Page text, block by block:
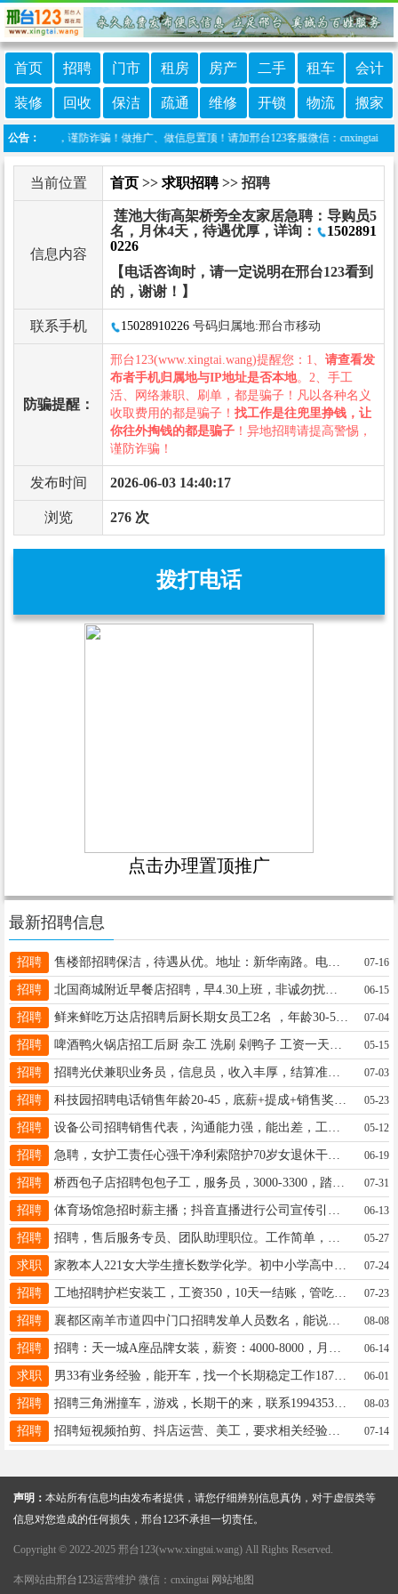
首页 招聘 门市 租房 房产 二手 租车 会计
装修 回收 保洁 疏通 维修 开锁 物流 搬家
公告：
高警惕，谨防诈骗！做推广、做信息置顶！请加邢台123客服微信：cnxingtai
当前位置 首页 >> 求职招聘>> 招聘
信息内容
莲池大街高架桥旁全友家居急聘：导购员5
名，月休4天，待遇优厚，详询：
1502891
0226
【电话咨询时，请一定说明在邢台123看到
的，谢谢！】
联系手机 15028910226 号码归属地:邢台市移动
防骗提醒：
邢台123(www.xingtai.wang)提醒您：1、 请查看发
布者手机归属地与IP地址是否本地。2、手工
活、网络兼职、刷单，都是骗子！凡以各种名义
收取费用的都是骗子！ 找工作是往兜里挣钱，让
你往外掏钱的都是骗子 ！异地招聘请提高警惕，
谨防诈骗！
发布时间 2026-06-03 14:40:17
浏览 276 次
拨打电话
点击办理置顶推广
最新招聘信息
招聘 售楼部招聘保洁，待遇从优。地址：新华南路。电话15512847524 07-16
招聘 北国商城附近早餐店招聘，早4.30上班，非诚勿扰！15833601259 06-15
招聘 鲜来鲜吃万达店招聘后厨长期女员工2名 ，年龄30-50岁，薪资待遇优，兼职勿扰有意者联系18733995848 07-04
招聘 05-15
招聘 招聘光伏兼职业务员，信息员，收入丰厚，结算准时，收入远高于上班，市区、各区县均可联系，13031925950宁经理 07-03
招聘 05-23
招聘 05-12
招聘 急聘，女护工责任心强干净利索陪护70岁女退休干部.照顾她的起居生活陪旅游，待遇8500月有意加微13031909533 06-19
招聘 桥西包子店招聘包包子工，服务员，3000-3300，踏实肯干，手脚灵活15614296633 07-31
招聘 06-13
招聘 05-27
求职 07-24
招聘 工地招聘护栏安装工，工资350，10天一结账，管吃管住，不收任何费用，联系电话15206797862 07-23
招聘 襄都区南羊市道四中门口招聘发单人员数名，能说会道，有经验者优先。电话☎️17320877883 同v 08-08
招聘 06-14
求职 男33有业务经验，能开车，找一个长期稳定工作18733999357 06-01
招聘 招聘三角洲撞车，游戏，长期干的来，联系19943531118 08-03
招聘 招聘短视频拍剪、抖店运营、美工，要求相关经验，单休，薪资面谈，美的公园天下17532359061（同V） 07-14
声明： 本站所有信息均由发布者提供，请您仔细辨别信息真伪，对于虚假类等
信息对您造成的任何损失，邢台123不承担一切责任。
Copyright © 2022-2025 邢台123(www.xingtai.wang) All Rights Reserved.
本网站由邢台123运营维护 微信：cnxingtai 网站地图